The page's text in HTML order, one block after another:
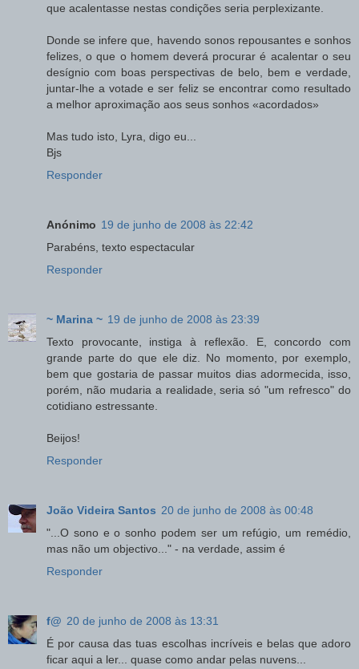
que acalentasse nestas condições seria perplexizante.
Donde se infere que, havendo sonos repousantes e sonhos
felizes, o que o homem deverá procurar é acalentar o seu
desígnio com boas perspectivas de belo, bem e verdade,
juntar-lhe a votade e ser feliz se encontrar como resultado
a melhor aproximação aos seus sonhos «acordados»
Mas tudo isto, Lyra, digo eu...
Bjs
Responder
Anónimo 19 de junho de 2008 às 22:42
Parabéns, texto espectacular
Responder
~ Marina ~ 19 de junho de 2008 às 23:39
Texto provocante, instiga à reflexão. E, concordo com
grande parte do que ele diz. No momento, por exemplo,
bem que gostaria de passar muitos dias adormecida, isso,
porém, não mudaria a realidade, seria só "um refresco" do
cotidiano estressante.
Beijos!
Responder
João Videira Santos 20 de junho de 2008 às 00:48
"...O sono e o sonho podem ser um refúgio, um remédio,
mas não um objectivo..." - na verdade, assim é
Responder
f@ 20 de junho de 2008 às 13:31
É por causa das tuas escolhas incríveis e belas que adoro
ficar aqui a ler... quase como andar pelas nuvens...